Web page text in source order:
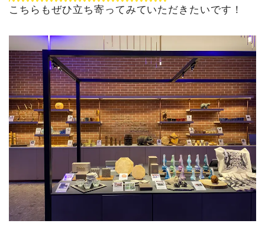
こちらもぜひ立ち寄ってみていただきたいです！